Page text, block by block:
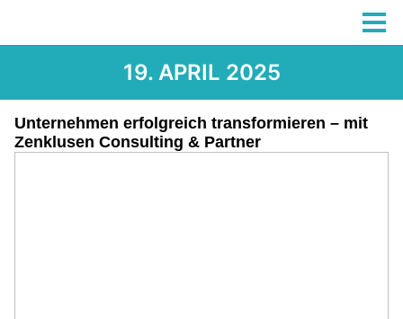
19. APRIL 2025
Unternehmen erfolgreich transformieren – mit
Zenklusen Consulting & Partner